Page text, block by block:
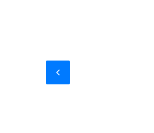
Slide-ul anterior